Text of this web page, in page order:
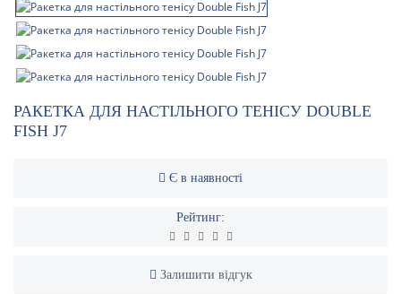
РАКЕТКА ДЛЯ НАСТІЛЬНОГО ТЕНІСУ DOUBLE
FISH J7
Є в наявності
Рейтинг:
Залишити відгук